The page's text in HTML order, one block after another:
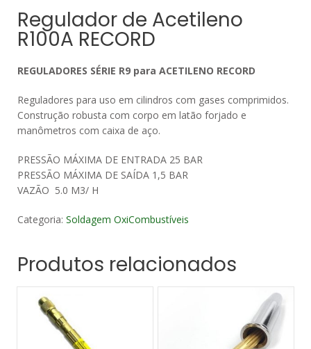
Regulador de Acetileno
R100A RECORD
REGULADORES SÉRIE R9 para ACETILENO RECORD
Reguladores para uso em cilindros com gases comprimidos.
Construção robusta com corpo em latão forjado e
manômetros com caixa de aço.
PRESSÃO MÁXIMA DE ENTRADA 25 BAR
PRESSÃO MÁXIMA DE SAÍDA 1,5 BAR
VAZÃO 5.0 M3/ H
Categoria: Soldagem OxiCombustíveis
Produtos relacionados